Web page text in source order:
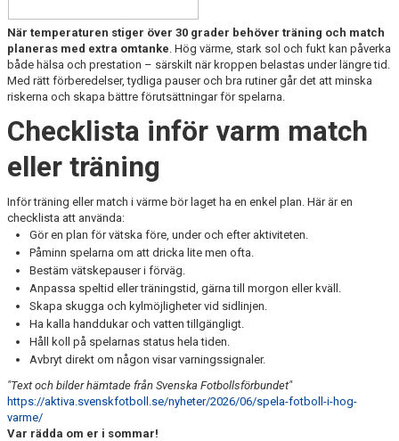
När temperaturen stiger över 30 grader behöver träning och match
planeras med extra omtanke . Hög värme, stark sol och fukt kan påverka
både hälsa och prestation – särskilt när kroppen belastas under längre tid.
Med rätt förberedelser, tydliga pauser och bra rutiner går det att minska
riskerna och skapa bättre förutsättningar för spelarna.
Checklista inför varm match
eller träning
Inför träning eller match i värme bör laget ha en enkel plan. Här är en
checklista att använda:
Gör en plan för vätska före, under och efter aktiviteten.
Påminn spelarna om att dricka lite men ofta.
Bestäm vätskepauser i förväg.
Anpassa speltid eller träningstid, gärna till morgon eller kväll.
Skapa skugga och kylmöjligheter vid sidlinjen.
Ha kalla handdukar och vatten tillgängligt.
Håll koll på spelarnas status hela tiden.
Avbryt direkt om någon visar varningssignaler.
"Text och bilder hämtade från Svenska Fotbollsförbundet"
https://aktiva.svenskfotboll.se/nyheter/2026/06/spela-fotboll-i-hog-
varme/
Var rädda om er i sommar!